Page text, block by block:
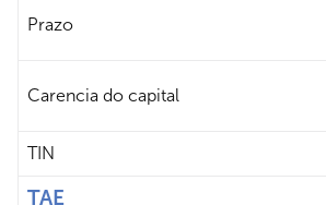
Prazo
Carencia do capital
TIN
TAE